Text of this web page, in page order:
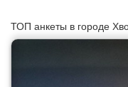
ТОП анкеты в городе